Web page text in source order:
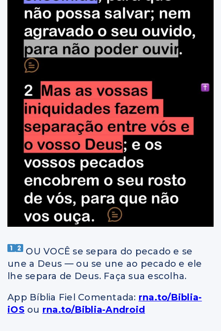
OU VOCÊ se separa do pecado e se
une a Deus — ou se une ao pecado e ele
lhe separa de Deus. Faça sua escolha.
App Bíblia Fiel Comentada: rna.to/Biblia-
iOS ou rna.to/Biblia-Android